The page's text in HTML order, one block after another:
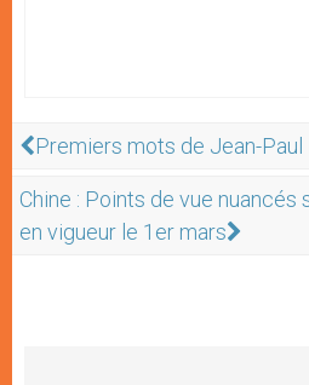
Premiers mots de Jean-Paul
Chine : Points de vue
en vigueur le 1er mars